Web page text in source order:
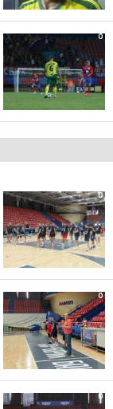
0
0
0
0